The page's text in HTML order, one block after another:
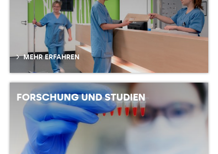
MEHR ERFAHREN
FORSCHUNG UND STUDIEN